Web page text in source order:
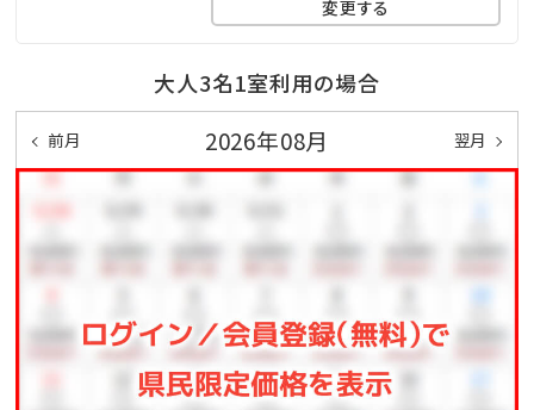
変更する
大人3名1室利用の場合
前月 2026年08月 翌月